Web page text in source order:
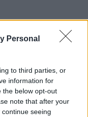
Personal
to third parties, or
information for
the below opt-out
note that after your
seeing